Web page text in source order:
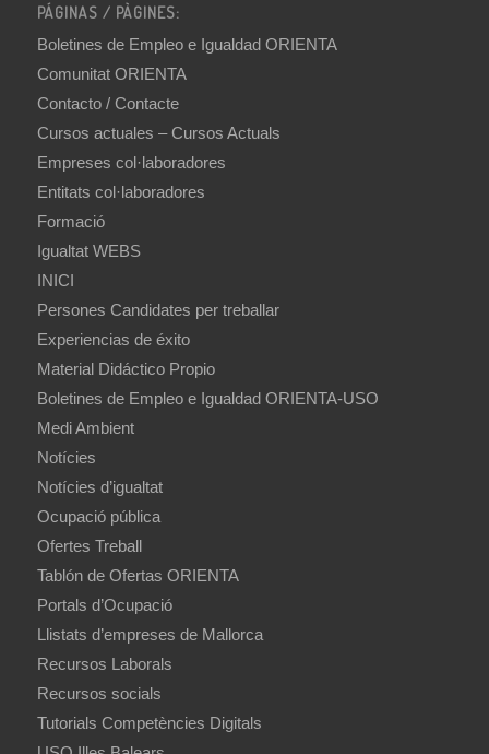
PÁGINAS / PÀGINES:
Boletines de Empleo e Igualdad ORIENTA
Comunitat ORIENTA
Contacto / Contacte
Cursos actuales – Cursos Actuals
Empreses col·laboradores
Entitats col·laboradores
Formació
Igualtat WEBS
INICI
Persones Candidates per treballar
Experiencias de éxito
Material Didáctico Propio
Boletines de Empleo e Igualdad ORIENTA-USO
Medi Ambient
Notícies
Notícies d’igualtat
Ocupació pública
Ofertes Treball
Tablón de Ofertas ORIENTA
Portals d’Ocupació
Llistats d’empreses de Mallorca
Recursos Laborals
Recursos socials
Tutorials Competències Digitals